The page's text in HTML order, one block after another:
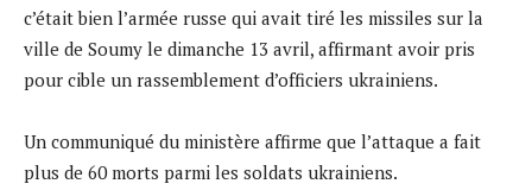
c’était bien l’armée russe qui avait tiré les missiles sur la
ville de Soumy le dimanche 13 avril, affirmant avoir pris
pour cible un rassemblement d’officiers ukrainiens.
Un communiqué du ministère affirme que l’attaque a fait
plus de 60 morts parmi les soldats ukrainiens.